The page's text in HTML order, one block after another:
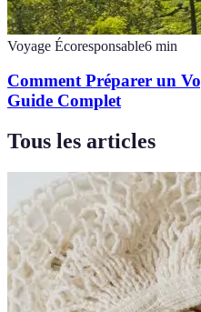
Voyage Écoresponsable6 min
Comment Préparer un
Guide Complet
Tous les articles